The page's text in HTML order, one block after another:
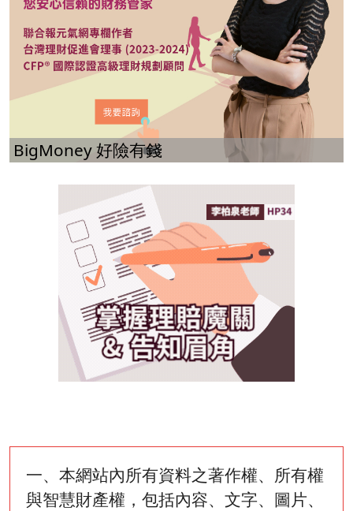
BigMoney 好險有錢
一、本網站內所有資料之著作權、所有權
與智慧財產權，包括內容、文字、圖片、